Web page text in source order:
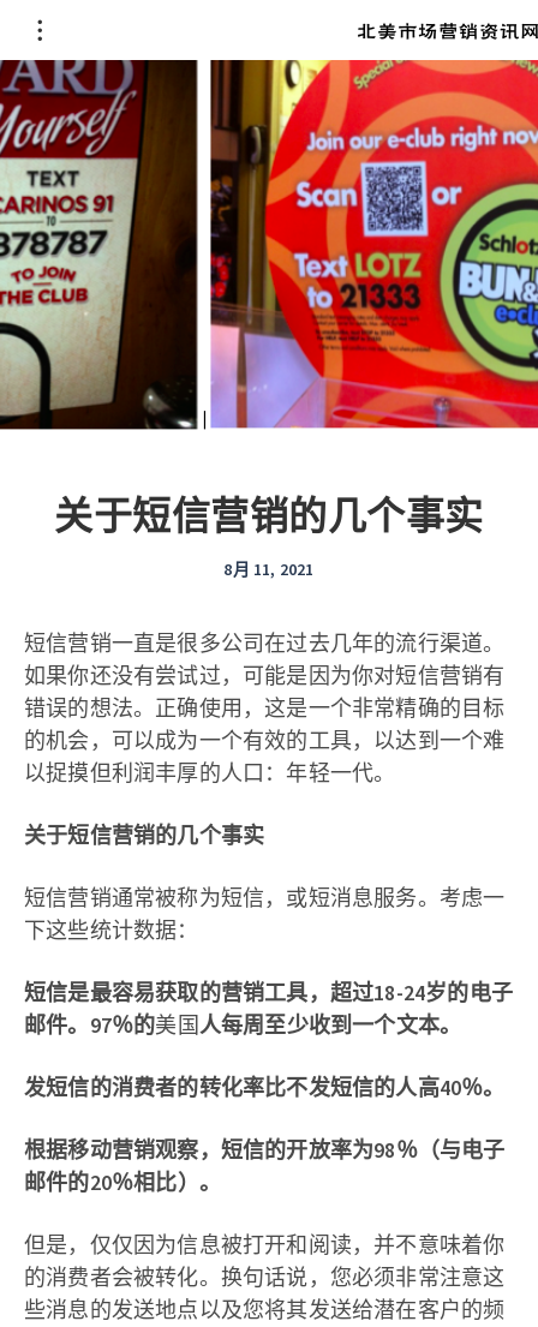
关于短信营销的几个事实
8月 11, 2021
短信营销一直是很多公司在过去几年的流行渠道。
如果你还没有尝试过，可能是因为你对短信营销有
错误的想法。正确使用，这是一个非常精确的目标
的机会，可以成为一个有效的工具，以达到一个难
以捉摸但利润丰厚的人口：年轻一代。
关于短信营销的几个事实
短信营销通常被称为短信，或短消息服务。考虑一
下这些统计数据：
短信是最容易获取的营销工具，超过18-24岁的电子
邮件。97％的美国人每周至少收到一个文本。
发短信的消费者的转化率比不发短信的人高40％。
根据移动营销观察，短信的开放率为98％（与电子
邮件的20％相比）。
但是，仅仅因为信息被打开和阅读，并不意味着你
的消费者会被转化。换句话说，您必须非常注意这
些消息的发送地点以及您将其发送给潜在客户的频